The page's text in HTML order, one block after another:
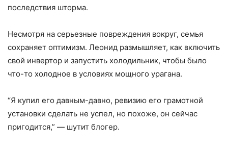
последствия шторма.
Несмотря на серьезные повреждения вокруг, семья
сохраняет оптимизм. Леонид размышляет, как включить
свой инвертор и запустить холодильник, чтобы было
что-то холодное в условиях мощного урагана.
“Я купил его давным-давно, ревизию его грамотной
установки сделать не успел, но похоже, он сейчас
пригодится,” — шутит блогер.